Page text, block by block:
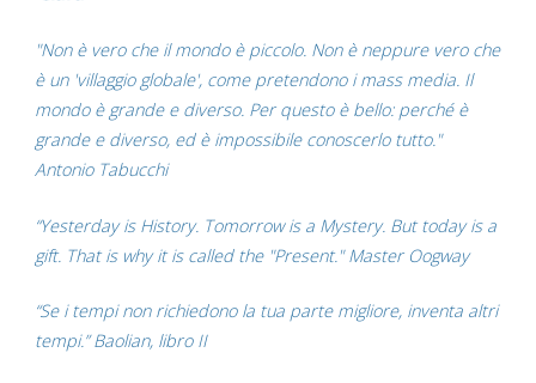
"Non è vero che il mondo è piccolo. Non è neppure vero che
è un 'villaggio globale', come pretendono i mass media. Il
mondo è grande e diverso. Per questo è bello: perché è
grande e diverso, ed è impossibile conoscerlo tutto."
Antonio Tabucchi
“Yesterday is History. Tomorrow is a Mystery. But today is a
gift. That is why it is called the "Present." Master Oogway
“Se i tempi non richiedono la tua parte migliore, inventa altri
tempi.” Baolian, libro II